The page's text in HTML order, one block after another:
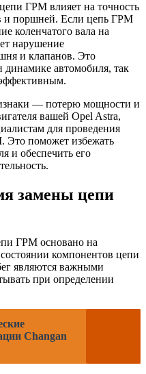
ГРМ влияет на точность
и поршней. Если цепь ГРМ
коленчатого вала на
нарушение
и клапанов. Это
автомобиля, так
— потерю мощности и
вашей Opel Astra,
для проведения
Это поможет избежать
и обеспечить его
замены цепи
ГРМ основано на
компонентов цепи
являются важными
при определении
Changan